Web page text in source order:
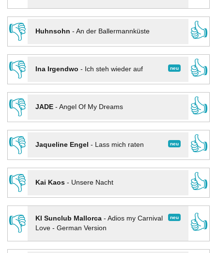
👎
Huhnsohn - An der Ballermannküste
👍
👎
neu
Ina Irgendwo - Ich steh wieder auf
👍
👎
JADE- Angel Of My Dreams
👍
👎
neu
Jaqueline Engel - Lass mich raten
👍
👎
Kai Kaos- Unsere Nacht
👍
👎
neu
KI Sunclub Mallorca- Adios my Carnival
Love - German Version
👍